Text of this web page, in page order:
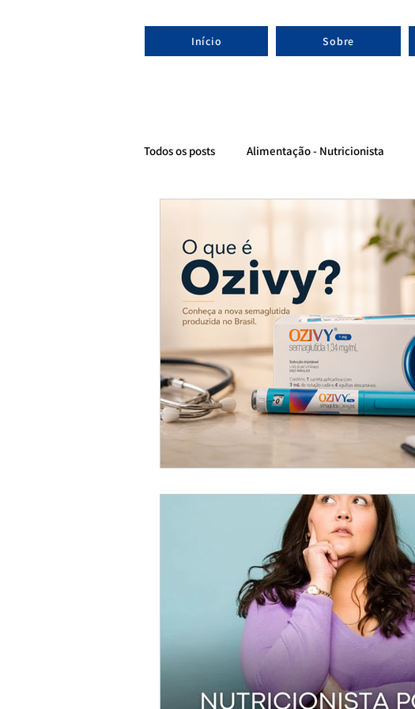
Início Sobre
Todos os posts Alimentação - Nutricionista